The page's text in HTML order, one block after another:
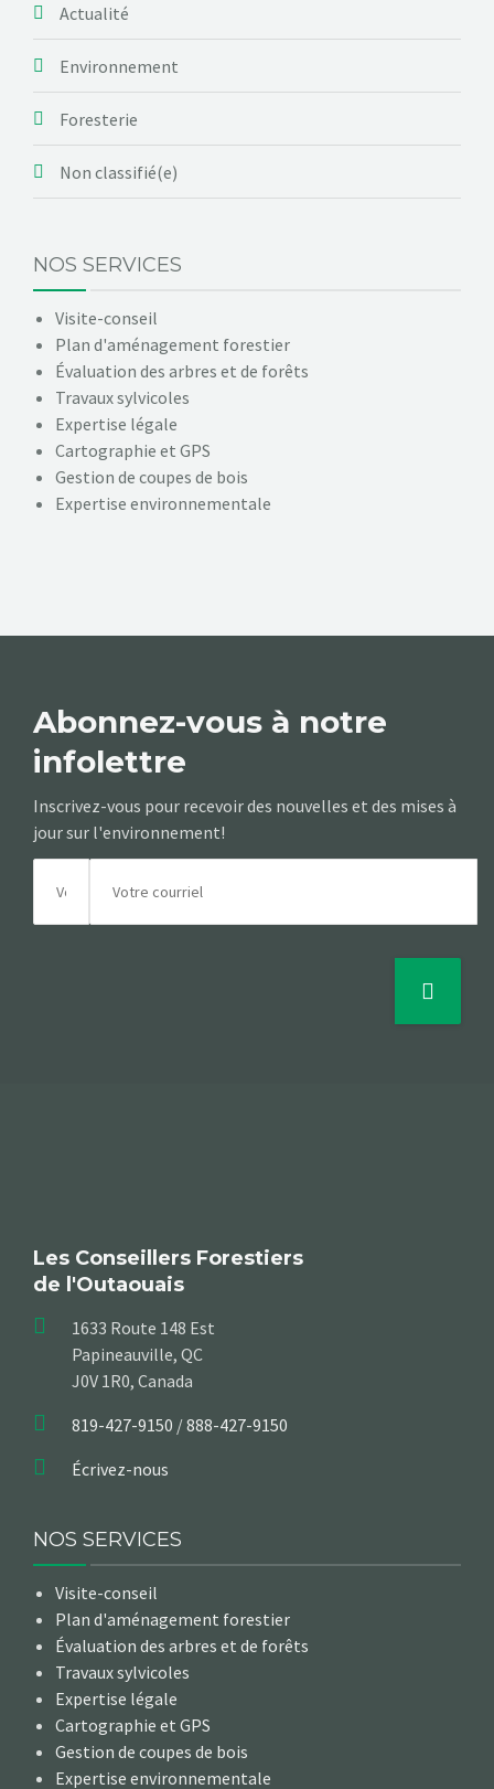
Actualité
Environnement
Foresterie
Non classifié(e)
NOS SERVICES
Visite-conseil
Plan d'aménagement forestier
Évaluation des arbres et de forêts
Travaux sylvicoles
Expertise légale
Cartographie et GPS
Gestion de coupes de bois
Expertise environnementale
Abonnez-vous à notre
infolettre
Inscrivez-vous pour recevoir des nouvelles et des mises à
jour sur l'environnement!
Les Conseillers Forestiers
de l'Outaouais
1633 Route 148 Est
Papineauville, QC
J0V 1R0, Canada
819-427-9150 /888-427-9150
Écrivez-nous
NOS SERVICES
Visite-conseil
Plan d'aménagement forestier
Évaluation des arbres et de forêts
Travaux sylvicoles
Expertise légale
Cartographie et GPS
Gestion de coupes de bois
Expertise environnementale